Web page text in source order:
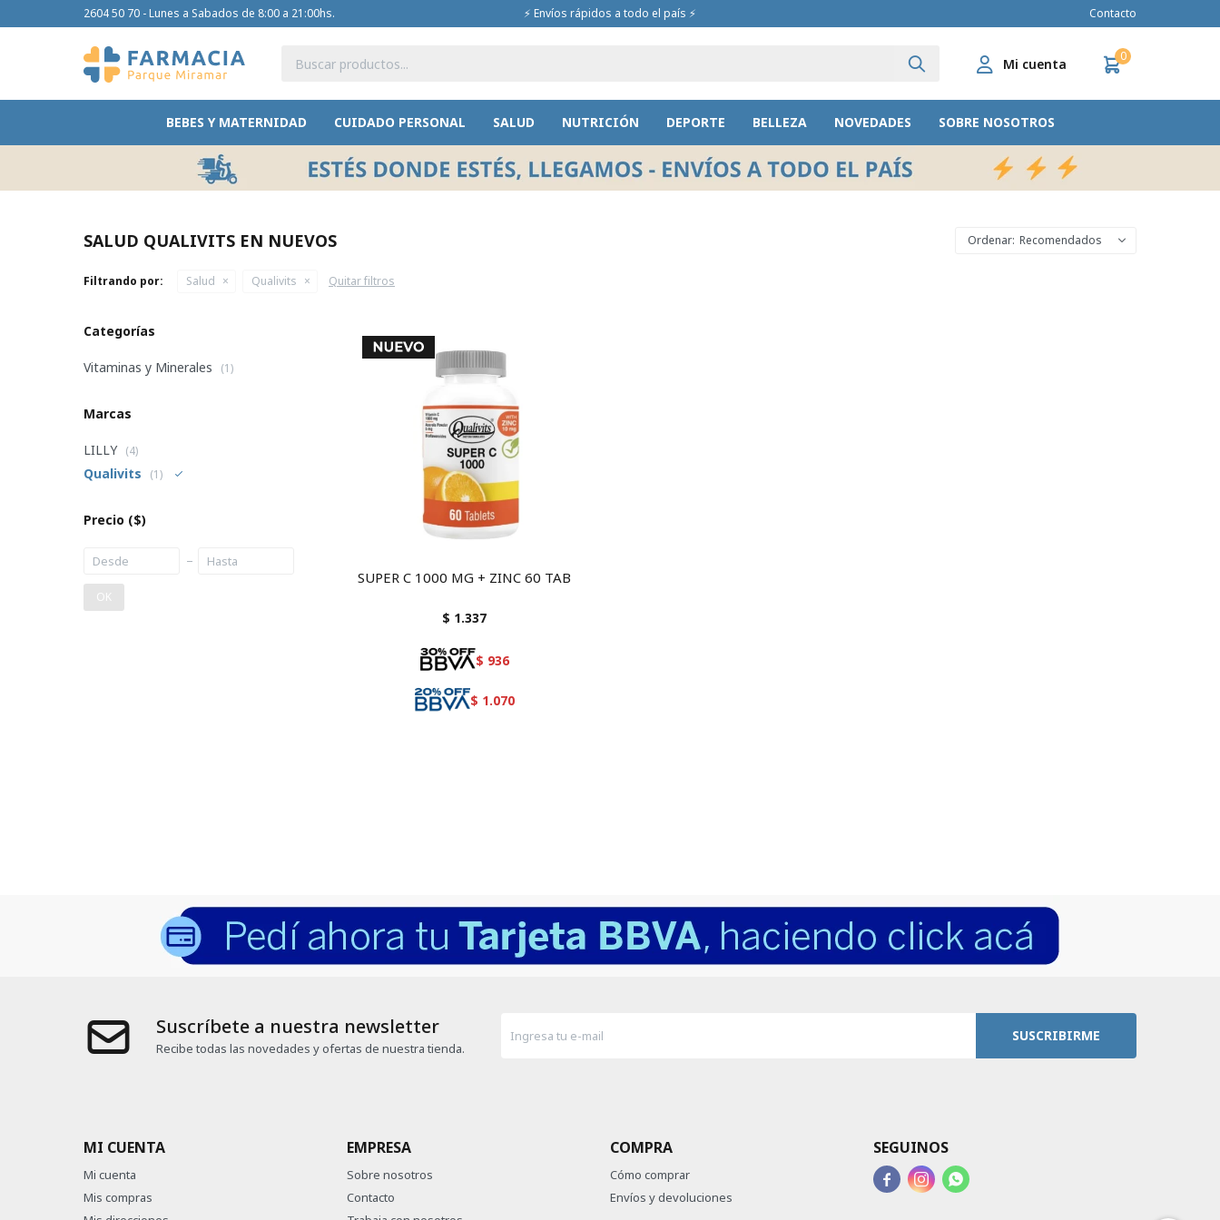
BEBES Y MATERNIDAD CUIDADO PERSONAL SALUD NUTRICIÓN DEPORTE BELLEZA NOVEDADES SOBRE NOSOTROS
0
2604 50 70 - Lunes a Sabados de 8:00 a 21:00hs. ⚡ Envíos rápidos a todo el país ⚡ Contacto
SALUD QUALIVITS EN NUEVOS Recomendados
Filtrando por: Salud Qualivits Quitar filtros
SUPER C 1000 MG + ZINC 60 TAB
$ 1.337
$ 936
$ 1.070
Categorías
Vitaminas y Minerales (1)
Marcas
LILLY (4)
Qualivits (1)
Precio ($)
OK
Suscríbete a nuestra newsletter
Recibe todas las novedades y ofertas de nuestra tienda.
SUSCRIBIRME
MI CUENTA
Mi cuenta
Mis compras
EMPRESA
Sobre nosotros
Contacto
COMPRA
Cómo comprar
Envíos y devoluciones
SEGUINOS
  